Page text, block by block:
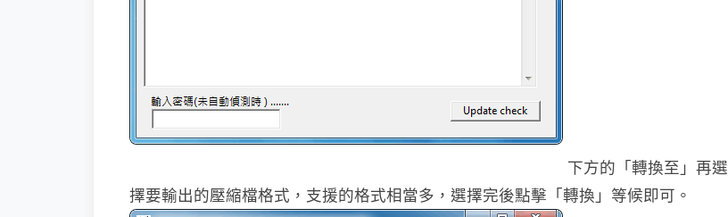
下方的「轉換至」再選
擇要輸出的壓縮檔格式，支援的格式相當多，選擇完後點擊「轉換」等候即可。